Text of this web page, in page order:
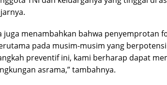
juga menambahkan bahwa penyemprotan
pada musim-musim yang
preventif ini, kami berharap dapat
asrama,” tambahnya.